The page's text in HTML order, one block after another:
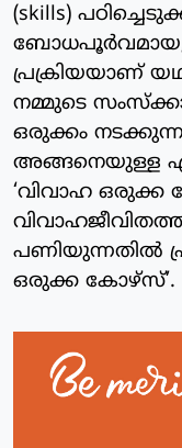
(skills)
ബോധപൂർവമായ,
പ്രക്രിയയാണ്
നമ്മുടെ
ഒരുക്കം
അങ്ങനെയുള്ള
‘വിവാഹ ഒരുക്ക
പണിയുന്നതിൽ
ഒരുക്ക കോഴ്സ്’.